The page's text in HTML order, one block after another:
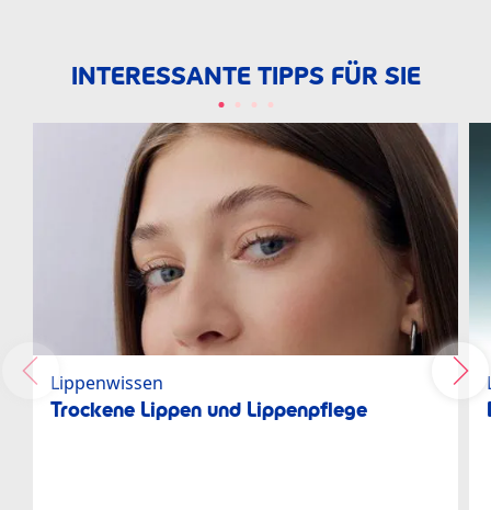
INTERESSANTE TIPPS FÜR SIE
Lippenwissen
Trockene Lippen und Lippenpflege